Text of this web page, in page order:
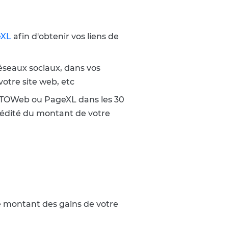
afin d'obtenir vos liens de
sociaux, dans vos
site web, etc
ou PageXL dans les 30
du montant de votre
montant des gains de votre